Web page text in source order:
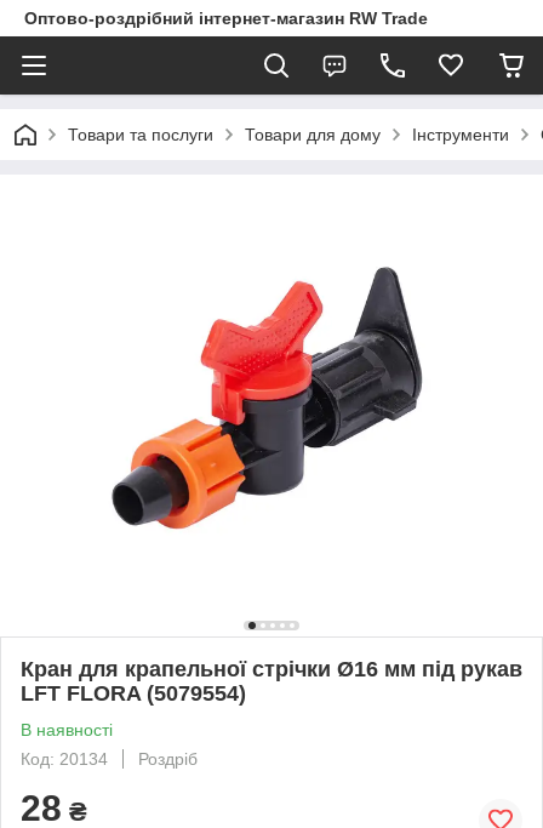
Оптово-роздрібний інтернет-магазин RW Trade
Товари та послуги Товари для дому Інструменти
Кран для крапельної стрічки Ø16 мм під рукав
LFT FLORA (5079554)
В наявності
Код: 20134
Роздріб
28 ₴